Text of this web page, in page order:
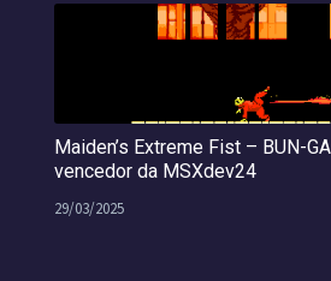
Maiden’s Extreme Fist – BUN-
vencedor da MSXdev24
29/03/2025